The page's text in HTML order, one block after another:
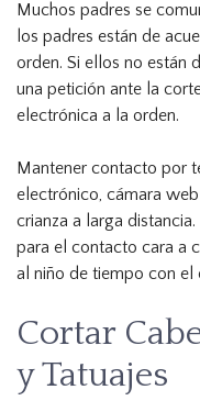
Muchos padres se
los padres están de
orden. Si ellos no están
una petición ante la
electrónica a la orden.
Mantener contacto por
electrónico, cámara
crianza a larga
para el contacto cara a
al niño de tiempo con el
Cortar
y Tatuajes